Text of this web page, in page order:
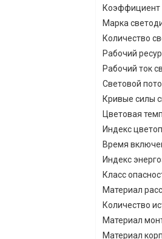
Коэффициент
Марка
Количество
Рабочий
Рабочий ток
Световой
Кривые силы
Цветовая
Индекс
Время
Индекс
Класс
Материал
Количество
Материал
Материал